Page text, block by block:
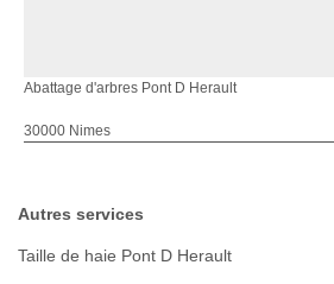
Abattage d'arbres Pont D Herault
30000 Nimes
Autres services
Taille de haie Pont D Herault